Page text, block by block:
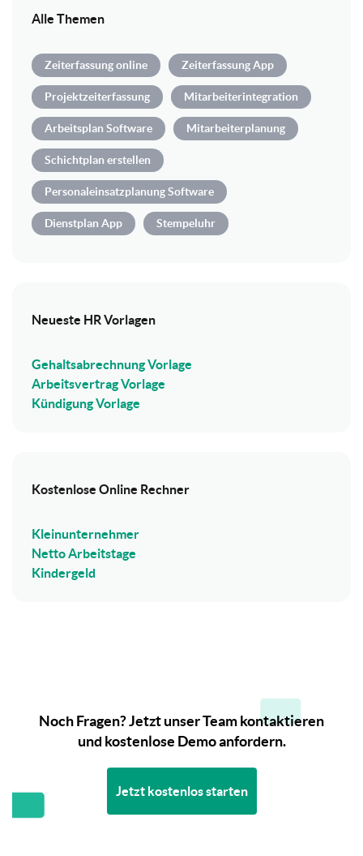
Alle Themen
Zeiterfassung online Zeiterfassung App
Projektzeiterfassung Mitarbeiterintegration
Arbeitsplan Software Mitarbeiterplanung
Schichtplan erstellen
Personaleinsatzplanung Software
Dienstplan App Stempeluhr
Neueste HR Vorlagen
Gehaltsabrechnung Vorlage
Arbeitsvertrag Vorlage
Kündigung Vorlage
Kostenlose Online Rechner
Kleinunternehmer
Netto Arbeitstage
Kindergeld
Noch Fragen? Jetzt unser Team kontaktieren
und kostenlose Demo anfordern.
Jetzt kostenlos starten